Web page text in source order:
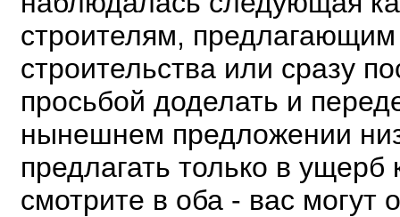
строителям,
строительства или сразу
просьбой доделать и
нынешнем предложении
предлагать только в ущерб
смотрите в оба - вас могут